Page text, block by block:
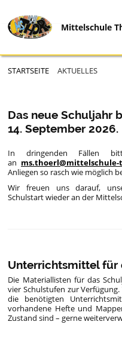
Mittelschule
STARTSEITE AKTUELLES
Das neue Schuljahr
14. September 2026.
In dringenden Fällen
an
Anliegen so rasch wie möglich
Wir freuen uns darauf,
Schulstart wieder an der
Unterrichtsmittel
Die Materiallisten für das
vier Schulstufen zur
die benötigten
vorhandene Hefte und
Zustand sind – gerne